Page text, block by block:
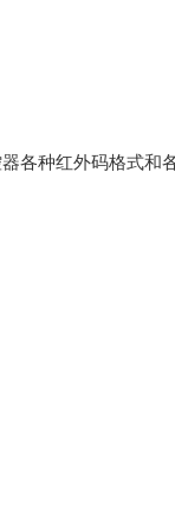
种红外码格式和